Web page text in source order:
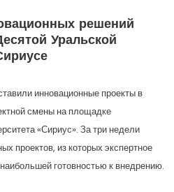
решений
Уральской
инновационные проекты в
смены на площадке
«Сириус». За три недели
проектов, из которых экспертное
готовностью к внедрению.